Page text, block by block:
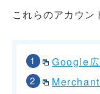
これらのアカウン
Google